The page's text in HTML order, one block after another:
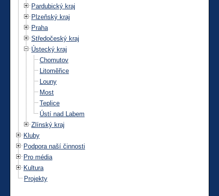
Pardubický kraj
Plzeňský kraj
Praha
Středočeský kraj
Ústecký kraj
Chomutov
Litoměřice
Louny
Most
Teplice
Ústí nad Labem
Zlínský kraj
Kluby
Podpora naší činnosti
Pro média
Kultura
Projekty